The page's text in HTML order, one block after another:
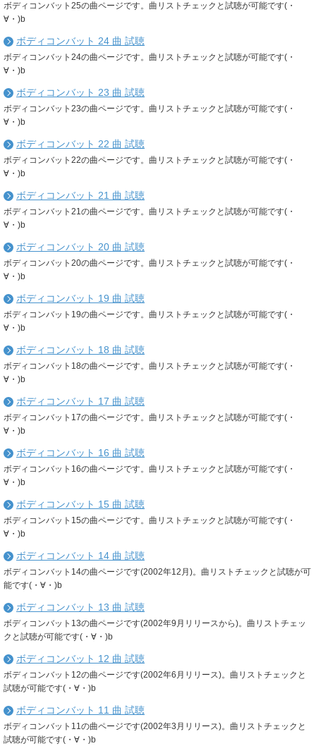
ボディコンバット25の曲ページです。曲リストチェックと試聴が可能です(・
∀・)b
ボディコンバット 24 曲 試聴
ボディコンバット24の曲ページです。曲リストチェックと試聴が可能です(・
∀・)b
ボディコンバット 23 曲 試聴
ボディコンバット23の曲ページです。曲リストチェックと試聴が可能です(・
∀・)b
ボディコンバット 22 曲 試聴
ボディコンバット22の曲ページです。曲リストチェックと試聴が可能です(・
∀・)b
ボディコンバット 21 曲 試聴
ボディコンバット21の曲ページです。曲リストチェックと試聴が可能です(・
∀・)b
ボディコンバット 20 曲 試聴
ボディコンバット20の曲ページです。曲リストチェックと試聴が可能です(・
∀・)b
ボディコンバット 19 曲 試聴
ボディコンバット19の曲ページです。曲リストチェックと試聴が可能です(・
∀・)b
ボディコンバット 18 曲 試聴
ボディコンバット18の曲ページです。曲リストチェックと試聴が可能です(・
∀・)b
ボディコンバット 17 曲 試聴
ボディコンバット17の曲ページです。曲リストチェックと試聴が可能です(・
∀・)b
ボディコンバット 16 曲 試聴
ボディコンバット16の曲ページです。曲リストチェックと試聴が可能です(・
∀・)b
ボディコンバット 15 曲 試聴
ボディコンバット15の曲ページです。曲リストチェックと試聴が可能です(・
∀・)b
ボディコンバット 14 曲 試聴
ボディコンバット14の曲ページです(2002年12月)。曲リストチェックと試聴が可
能です(・∀・)b
ボディコンバット 13 曲 試聴
ボディコンバット13の曲ページです(2002年9月リリースから)。曲リストチェッ
クと試聴が可能です(・∀・)b
ボディコンバット 12 曲 試聴
ボディコンバット12の曲ページです(2002年6月リリース)。曲リストチェックと
試聴が可能です(・∀・)b
ボディコンバット 11 曲 試聴
ボディコンバット11の曲ページです(2002年3月リリース)。曲リストチェックと
試聴が可能です(・∀・)b